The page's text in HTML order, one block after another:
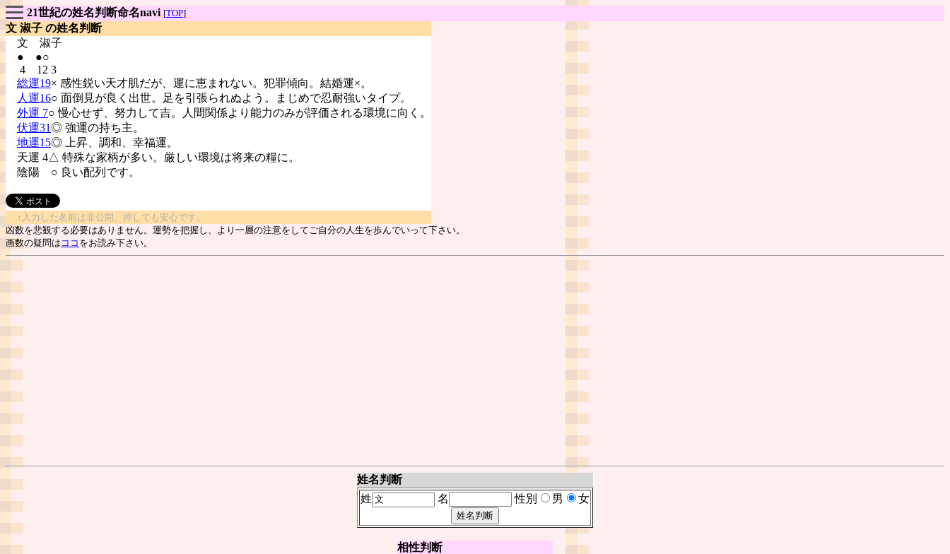
21世紀の姓名判断命名navi [TOP]
文 淑子 の姓名判断
文 淑子
● ●○
4 12 3
総運19× 感性鋭い天才肌だが、運に恵まれない。犯罪傾向。結婚運×。
人運16○ 面倒見が良く出世。足を引張られぬよう。まじめで忍耐強いタイプ。
外運 7○ 慢心せず、努力して吉。人間関係より能力のみが評価される環境に向く。
伏運31◎ 強運の持ち主。
地運15◎ 上昇、調和、幸福運。
天運 4△ 特殊な家柄が多い。厳しい環境は将来の糧に。
陰陽 ○ 良い配列です。
↑入力した名前は非公開。押しても安心です。
凶数を悲観する必要はありません。運勢を把握し、より一層の注意をしてご自分の人生を歩んでいって下さい。
画数の疑問は ココ をお読み下さい。
姓名判断
姓
名 性別 男 女
相性判断